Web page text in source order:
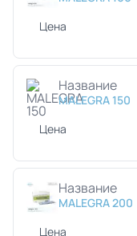
Цена
Название
MALEGRA 150
Цена
Название
MALEGRA 200
Цена